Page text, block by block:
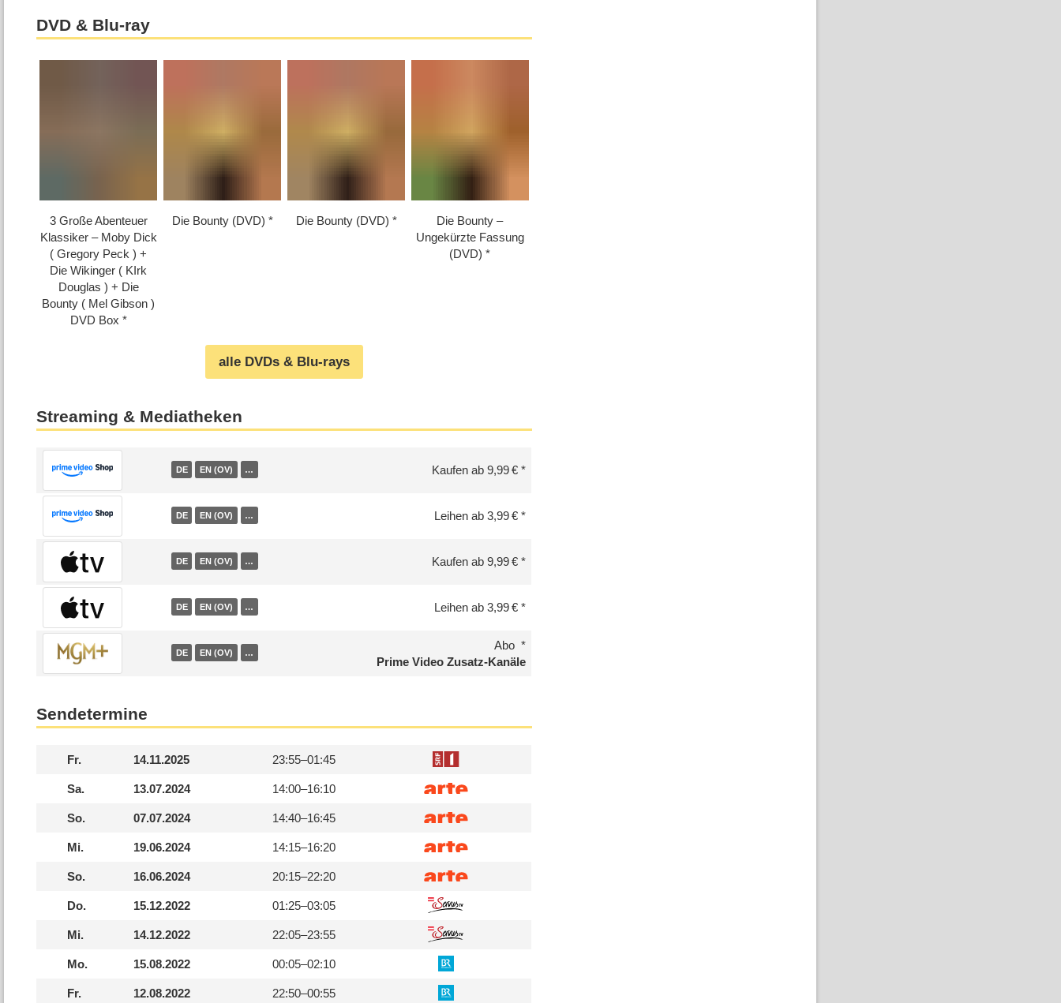
DVD & Blu-ray
3 Große Abenteuer
Klassiker – Moby Dick
( Gregory Peck ) +
Die Wikinger ( KIrk
Douglas ) + Die
Bounty ( Mel Gibson )
DVD Box
Die Bounty (DVD) Die Bounty (DVD)
Die Bounty –
Ungekürzte Fassung
(DVD)
alle DVDs & Blu-rays
Streaming & Mediatheken
DE EN (OV) … Kaufen ab 9,99 €
DE EN (OV) … Leihen ab 3,99 €
DE EN (OV) … Kaufen ab 9,99 €
DE EN (OV) … Leihen ab 3,99 €
DE EN (OV) …
Abo
Prime Video Zusatz-Kanäle
Sendetermine
Fr. 14.11.2025 23:55–01:45
Sa. 13.07.2024 14:00–16:10
So. 07.07.2024 14:40–16:45
Mi. 19.06.2024 14:15–16:20
So. 16.06.2024 20:15–22:20
Do. 15.12.2022 01:25–03:05
Mi. 14.12.2022 22:05–23:55
Mo. 15.08.2022 00:05–02:10
Fr. 12.08.2022 22:50–00:55